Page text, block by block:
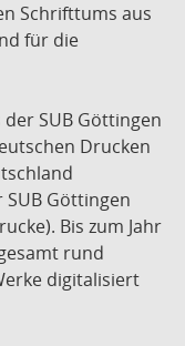
Schrifttums aus
für die
der SUB Göttingen
Drucken
Göttingen
Bis zum Jahr
rund
digitalisiert